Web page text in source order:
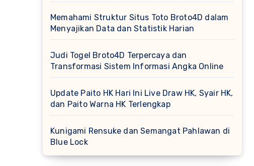
Memahami Struktur Situs Toto Broto4D dalam
Menyajikan Data dan Statistik Harian
Judi Togel Broto4D Terpercaya dan
Transformasi Sistem Informasi Angka Online
Update Paito HK Hari Ini Live Draw HK, Syair HK,
dan Paito Warna HK Terlengkap
Kunigami Rensuke dan Semangat Pahlawan di
Blue Lock